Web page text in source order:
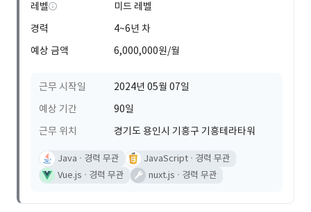
레벨
미드 레벨
경력
4~6년 차
예상 금액
6,000,000원/월
근무 시작일
2024년 05월 07일
예상 기간
90일
근무 위치
경기도 용인시 기흥구 기흥테라타워
Java 경력 무관 JavaScript
경력 무관
Vue.js
경력 무관 nuxt.js 경력 무관